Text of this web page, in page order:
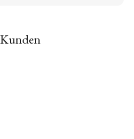
Kunden